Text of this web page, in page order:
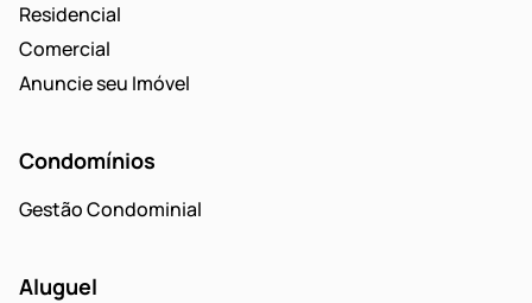
Residencial
Comercial
Anuncie seu Imóvel
Condomínios
Gestão Condominial
Aluguel